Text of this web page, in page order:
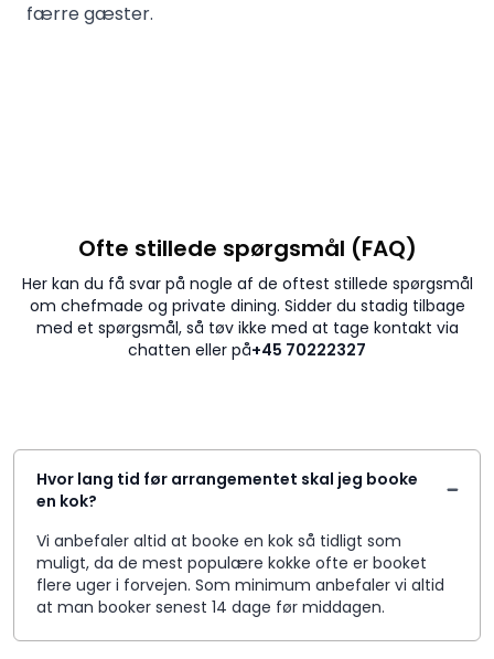
færre gæster.
Ofte stillede spørgsmål (FAQ)
Her kan du få svar på nogle af de oftest stillede spørgsmål
om chefmade og private dining. Sidder du stadig tilbage
med et spørgsmål, så tøv ikke med at tage kontakt via
chatten eller på+45 70222327
Hvor lang tid før arrangementet skal jeg booke
en kok?
Vi anbefaler altid at booke en kok så tidligt som
muligt, da de mest populære kokke ofte er booket
flere uger i forvejen. Som minimum anbefaler vi altid
at man booker senest 14 dage før middagen.